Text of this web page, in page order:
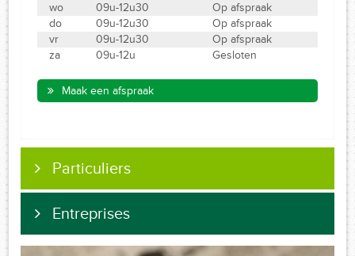
wo
09u-12u30
Op afspraak
do
09u-12u30
Op afspraak
vr
09u-12u30
Op afspraak
za
09u-12u Gesloten
Maak een afspraak
Particuliers
Entreprises